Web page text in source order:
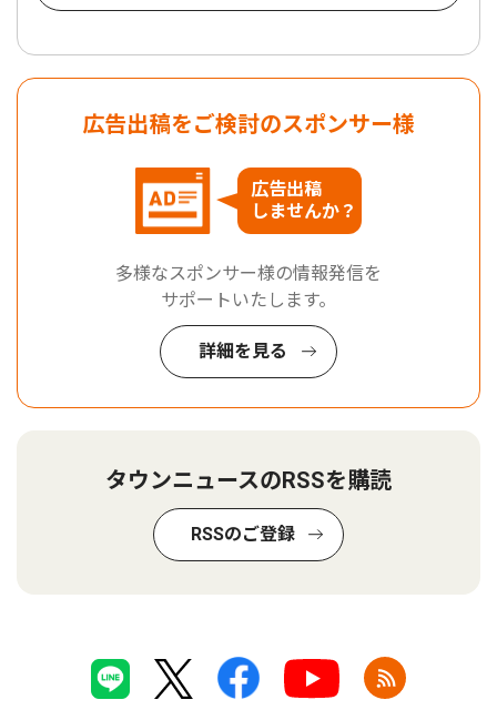
広告出稿をご検討のスポンサー様
広告出稿
しませんか？
多様なスポンサー様の情報発信を
サポートいたします。
詳細を見る
タウンニュースのRSSを購読
RSSのご登録